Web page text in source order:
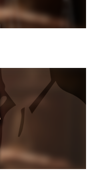
1516 Articulos
266 Articulos